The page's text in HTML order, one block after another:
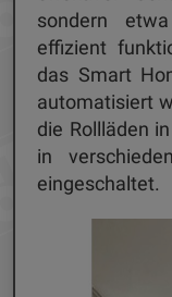
sondern
effizient
das Smart
automatisiert
die Rollläden
in
eingeschaltet.